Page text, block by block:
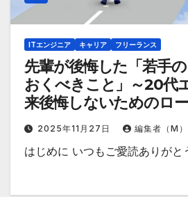
ITエンジニア キャリア フリーランス
先輩が後悔した「若手
おくべきこと」～20代
来後悔しないためのロ
2025年11月27日 編集者（M）
はじめに いつもご愛読ありが